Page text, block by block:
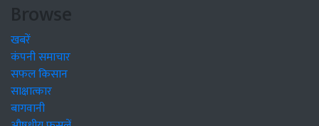
Browse
खबरें
कंपनी समाचार
सफल किसान
साक्षात्कार
बागवानी